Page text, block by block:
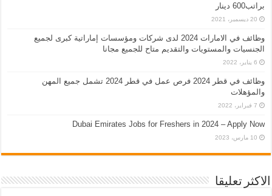
براتب600 دينار
20 ديسمبر، 2021
وظائف في الامارات 2024 لدى شركات ومؤسسات إماراتية كبرى لجميع
الجنسيات والمستويات والتقديم متاح للجميع مجانا
6 يناير، 2022
وظائف في قطر 2024 فرص عمل في قطر 2024 تشمل جميع المهن
والمؤهلات
7 فبراير، 2022
Dubai Emirates Jobs for Freshers in 2024 – Apply Now
10 مارس، 2023
الاكثر تعليقا